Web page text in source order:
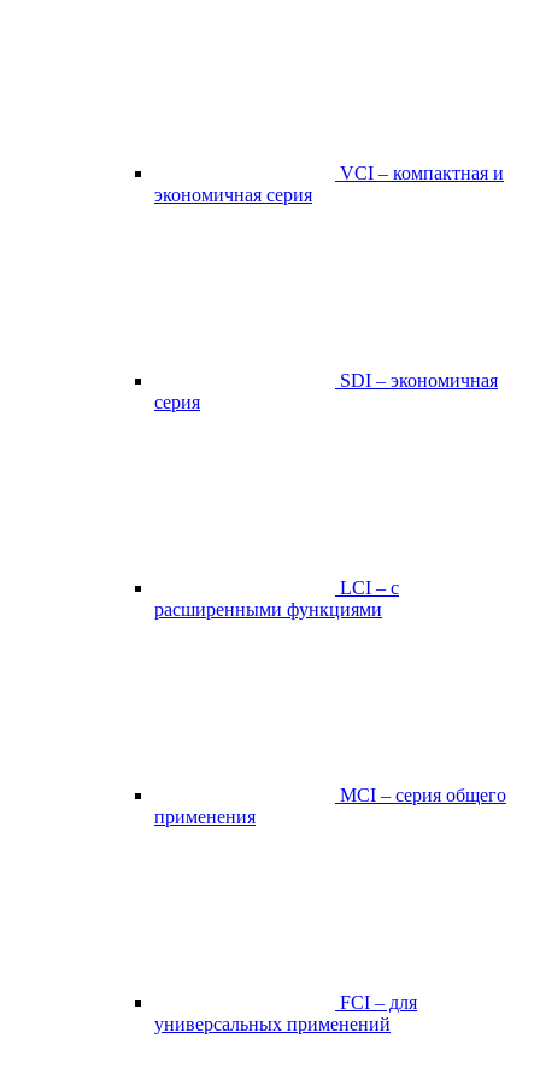
VCI – компактная и
экономичная серия
SDI – экономичная
серия
LCI – с
расширенными функциями
MCI – серия общего
применения
FCI – для
универсальных применений